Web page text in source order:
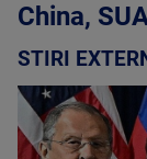
China,
STIRI